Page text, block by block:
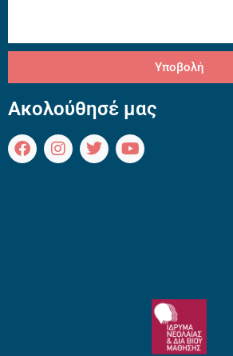
Υποβολή
Ακολούθησέ μας